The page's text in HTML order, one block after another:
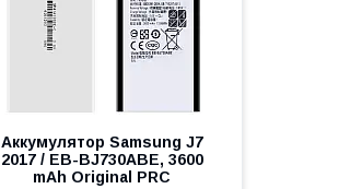
Аккумулятор Samsung J7
2017 / EB-BJ730ABE, 3600
mAh Original PRC